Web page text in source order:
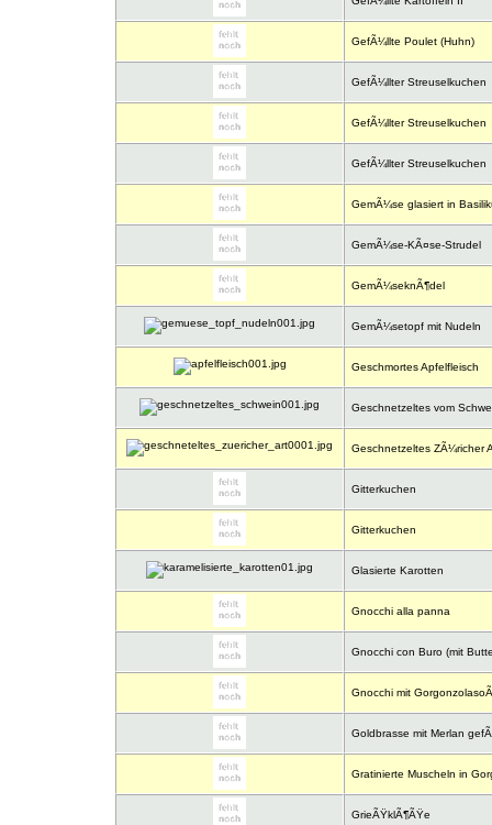
GefÃ¼llte Poulet (Huhn)
GefÃ¼llter Streuselkuchen
GefÃ¼llter Streuselkuchen
GefÃ¼llter Streuselkuchen
GemÃ¼se glasiert in
GemÃ¼se-KÃ¤se-Strudel
GemÃ¼seknÃ¶del
GemÃ¼setopf mit Nudeln
Geschmortes Apfelfleisch
Geschnetzeltes vom
Geschnetzeltes ZÃ¼richer
Gitterkuchen
Gitterkuchen
Glasierte Karotten
Gnocchi alla panna
Gnocchi con Buro (mit
Gnocchi mit
Goldbrasse mit Merlan
Gratinierte Muscheln in
GrieÃŸklÃ¶ÃŸe